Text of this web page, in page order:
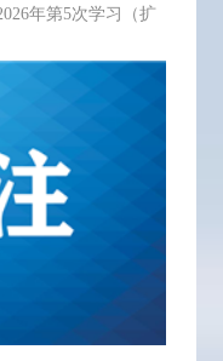
年第5次学习（扩